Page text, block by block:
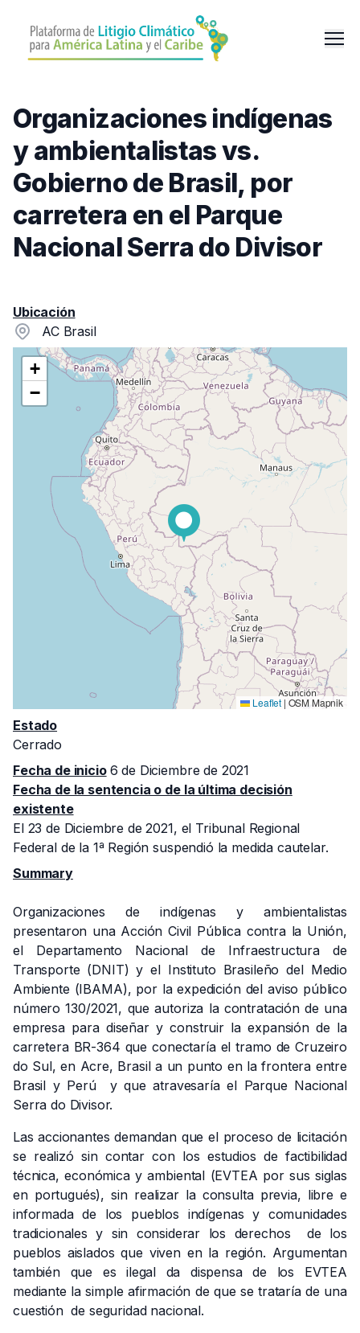
contenido
Organizaciones indígenas
y ambientalistas vs.
Gobierno de Brasil, por
carretera en el Parque
Nacional Serra do Divisor
Ubicación
AC Brasil
+
−
Leaflet | OSM Mapnik
Estado
Cerrado
Fecha de inicio 6 de Diciembre de 2021
Fecha de la sentencia o de la última decisión
existente
El 23 de Diciembre de 2021, el Tribunal Regional
Federal de la 1ª Región suspendió la medida cautelar.
Summary
Organizaciones de indígenas y ambientalistas
presentaron una Acción Civil Pública contra la Unión,
el Departamento Nacional de Infraestructura de
Transporte (DNIT) y el Instituto Brasileño del Medio
Ambiente (IBAMA), por la expedición del aviso público
número 130/2021, que autoriza la contratación de una
empresa para diseñar y construir la expansión de la
carretera BR-364 que conectaría el tramo de Cruzeiro
do Sul, en Acre, Brasil a un punto en la frontera entre
Brasil y Perú y que atravesaría el Parque Nacional
Serra do Divisor.
Las accionantes demandan que el proceso de licitación
se realizó sin contar con los estudios de factibilidad
técnica, económica y ambiental (EVTEA por sus siglas
en portugués), sin realizar la consulta previa, libre e
informada de los pueblos indígenas y comunidades
tradicionales y sin considerar los derechos de los
pueblos aislados que viven en la región. Argumentan
también que es ilegal da dispensa de los EVTEA
mediante la simple afirmación de que se trataría de una
cuestión de seguridad nacional.